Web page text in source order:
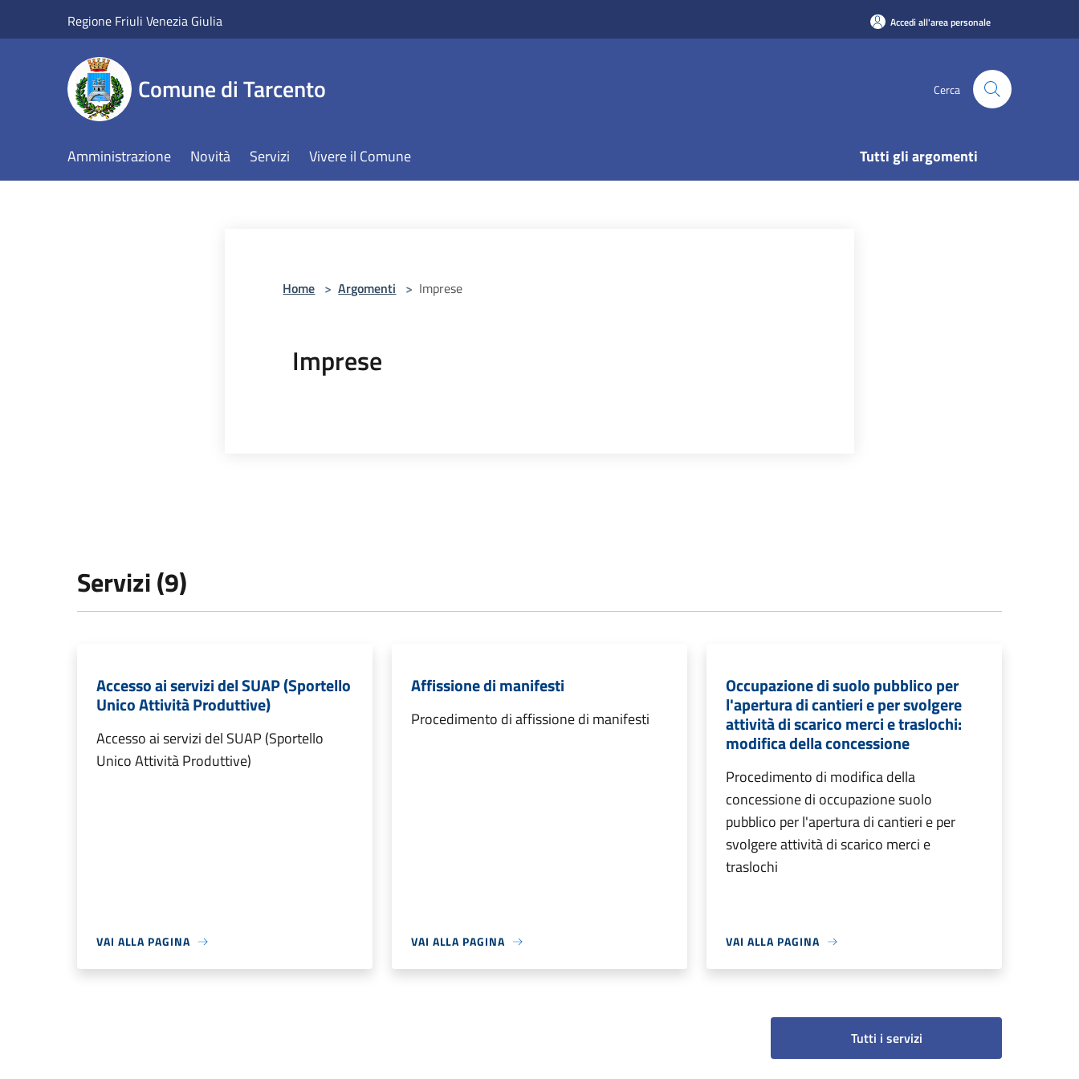
Regione Friuli Venezia Giulia Accedi all'area personale
Comune di Tarcento Cerca
Amministrazione Novità Servizi Vivere il Comune Tutti gli argomenti
Home > Argomenti > Imprese
Imprese
Servizi (9)
Accesso ai servizi del SUAP (Sportello
Unico Attività Produttive)
Accesso ai servizi del SUAP (Sportello
Unico Attività Produttive)
VAI ALLA PAGINA
Affissione di manifesti
Procedimento di affissione di manifesti
VAI ALLA PAGINA
Occupazione di suolo pubblico per
l'apertura di cantieri e per svolgere
attività di scarico merci e traslochi:
modifica della concessione
Procedimento di modifica della
concessione di occupazione suolo
pubblico per l'apertura di cantieri e per
svolgere attività di scarico merci e
traslochi
VAI ALLA PAGINA
Tutti i servizi